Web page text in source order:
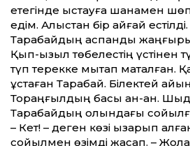
етегінде қыстауға шанамен
едім. Алыстан бір айғай
Тарақбайдың аспанды
Қып-қызыл төбелестің үстінен
түп терекке мықтап маталған.
ұстаған Тарақбай. Білектей
Тораңғылдың басы қан-қан.
Тарақбайдың қолындағы
– Кет! – деген көзі қызарып
сойылмен өзімді жасқап. –